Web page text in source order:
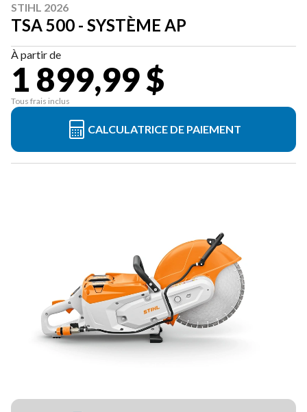
STIHL 2026
TSA 500 - SYSTÈME AP
À partir de
1 899,99 $
Tous frais inclus
CALCULATRICE DE PAIEMENT